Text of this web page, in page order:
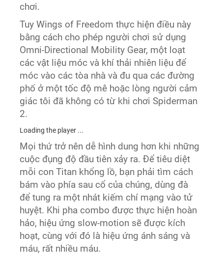
chơi.
Tuy Wings of Freedom thực hiện điều này
bằng cách cho phép người chơi sử dụng
Omni-Directional Mobility Gear, một loạt
các vật liệu móc và khí thải nhiên liệu để
móc vào các tòa nhà và đu qua các đường
phố ở một tốc độ mê hoặc lòng người cảm
giác tôi đã không có từ khi chơi Spiderman
2.
Loading the player ...
Mọi thứ trở nên dễ hình dung hơn khi những
cuộc đụng độ đầu tiên xảy ra. Để tiêu diệt
mỗi con Titan khổng lồ, bạn phải tìm cách
bám vào phía sau cổ của chúng, dùng đà
để tung ra một nhát kiếm chí mạng vào tử
huyệt. Khi pha combo được thực hiện hoàn
hảo, hiệu ứng slow-motion sẽ được kích
hoạt, cùng với đó là hiệu ứng ánh sáng và
máu, rất nhiều máu.